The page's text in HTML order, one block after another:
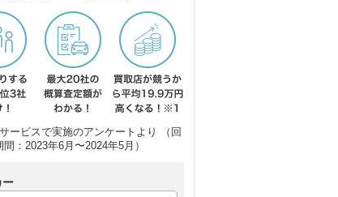
ービスで実施のアンケートより （回
間：2023年6月〜2024年5月）
ー